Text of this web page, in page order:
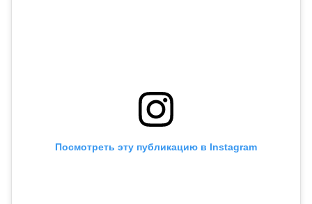
Посмотреть эту публикацию в Instagram